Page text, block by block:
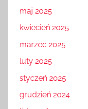
maj 2025
kwiecień 2025
marzec 2025
luty 2025
styczeń 2025
grudzień 2024